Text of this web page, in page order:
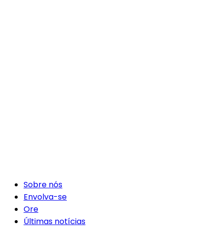
Sobre nós
Envolva-se
Ore
Últimas notícias